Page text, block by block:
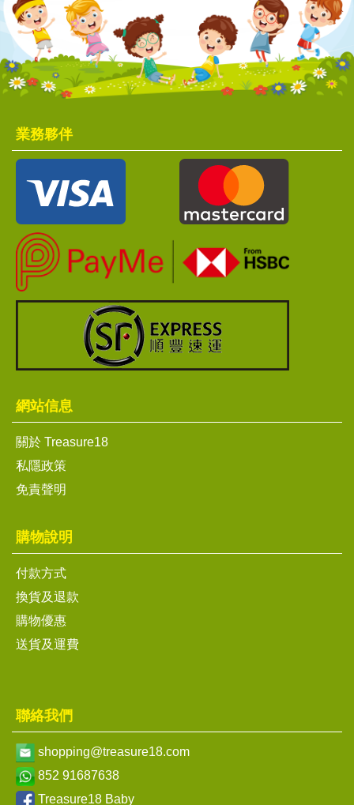
業務夥伴
網站信息
關於 Treasure18
私隱政策
免責聲明
購物說明
付款方式
換貨及退款
購物優惠
送貨及運費
聯絡我們
shopping@treasure18.com
852 91687638
Treasure18 Baby